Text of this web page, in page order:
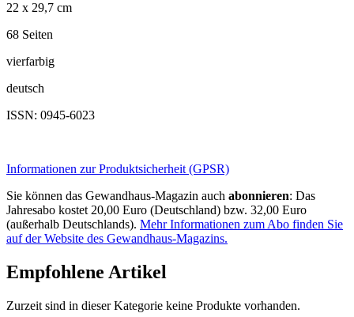
22 x 29,7 cm
68 Seiten
vierfarbig
deutsch
ISSN: 0945-6023
Informationen zur Produktsicherheit (GPSR)
Sie können das Gewandhaus-Magazin auch abonnieren: Das
Jahresabo kostet 20,00 Euro (Deutschland) bzw. 32,00 Euro
(außerhalb Deutschlands). Mehr Informationen zum Abo finden Sie
auf der Website des Gewandhaus-Magazins.
Empfohlene Artikel
Zurzeit sind in dieser Kategorie keine Produkte vorhanden.